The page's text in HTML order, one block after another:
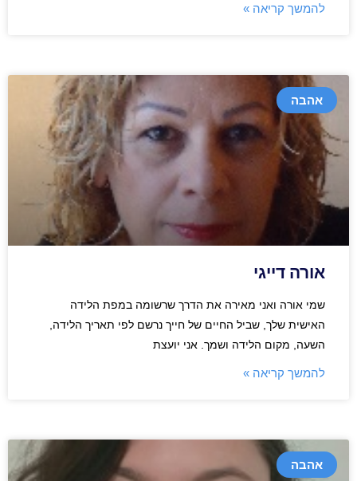
להמשך קריאה »
אהבה
אורה דייגי
שמי אורה ואני מאירה את הדרך שרשומה במפת הלידה
האישית שלך, שביל החיים של חייך נרשם לפי תאריך הלידה,
השעה, מקום הלידה ושמך. אני יועצת
להמשך קריאה »
אהבה